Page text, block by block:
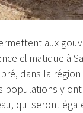
aux
climatique à
dans la
populations y
qui seront